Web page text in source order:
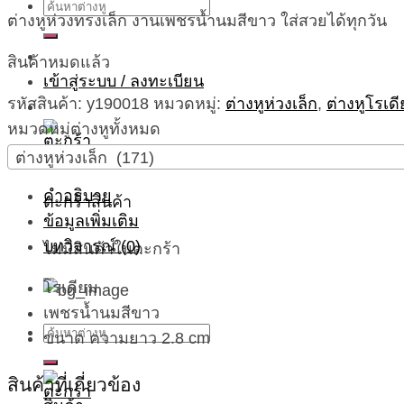
ค้นหา:
เข้าสู่ระบบ / ลงทะเบียน
ตะกร้าสินค้า
ไม่มีสินค้าในตะกร้า
ค้นหา:
ต่างหูห่วงทรงเล็ก งานเพชรน้ำนมสีขาว ใส่สวยได้ทุกวัน
สินค้าหมดแล้ว
รหัสสินค้า: y190018 หมวดหมู่: ต่างหูห่วงเล็ก, ต่างหูโรเ
หมวดหมู่ต่างหูทั้งหมด
ต่างหูห่วงเล็ก (171)
คำอธิบาย
ข้อมูลเพิ่มเติม
บทวิจารณ์ (0)
โรเดียม
เพชรน้ำนมสีขาว
ขนาด ความยาว 2.8 cm
สินค้าที่เกี่ยวข้อง